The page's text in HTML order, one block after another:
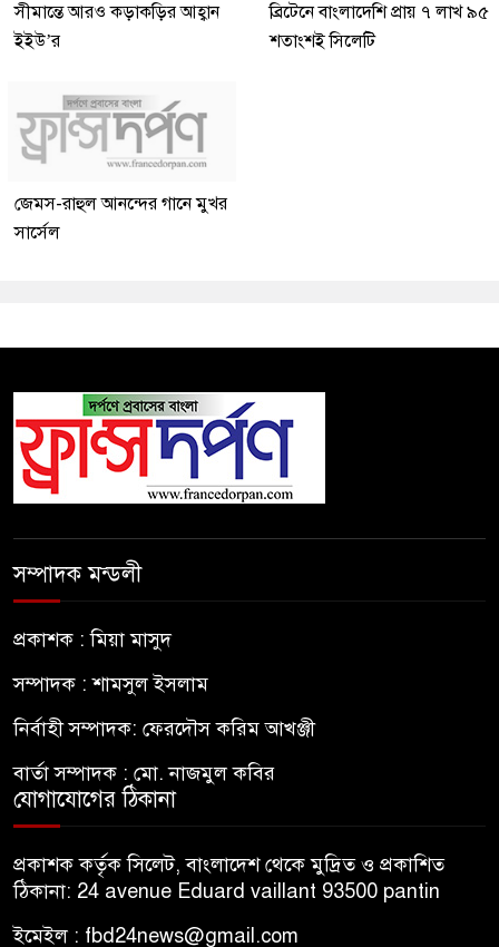
সীমান্তে আরও কড়াকড়ির আহ্বান
ইইউ’র
ব্রিটেনে বাংলাদেশি প্রায় ৭ লাখ ৯৫
শতাংশই সিলেটি
জেমস-রাহুল আনন্দের গানে মুখর
সার্সেল
সম্পাদক মন্ডলী
প্রকাশক : মিয়া মাসুদ
সম্পাদক : শামসুল ইসলাম
নির্বাহী সম্পাদক: ফেরদৌস করিম আখঞ্জী
বার্তা সম্পাদক : মো. নাজমুল কবির
যোগাযোগের ঠিকানা
প্রকাশক কর্তৃক সিলেট, বাংলাদেশ থেকে মুদ্রিত ও প্রকাশিত
ঠিকানা: 24 avenue Eduard vaillant 93500 pantin
ইমেইল : fbd24news@gmail.com